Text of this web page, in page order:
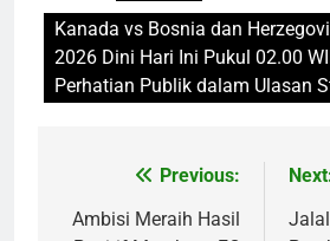
Kanada vs Bosnia dan
2026 Dini Hari Ini Pukul 02.00
Perhatian Publik dalam Ulasan
navigation
Previous:
Ambisi Meraih Hasil